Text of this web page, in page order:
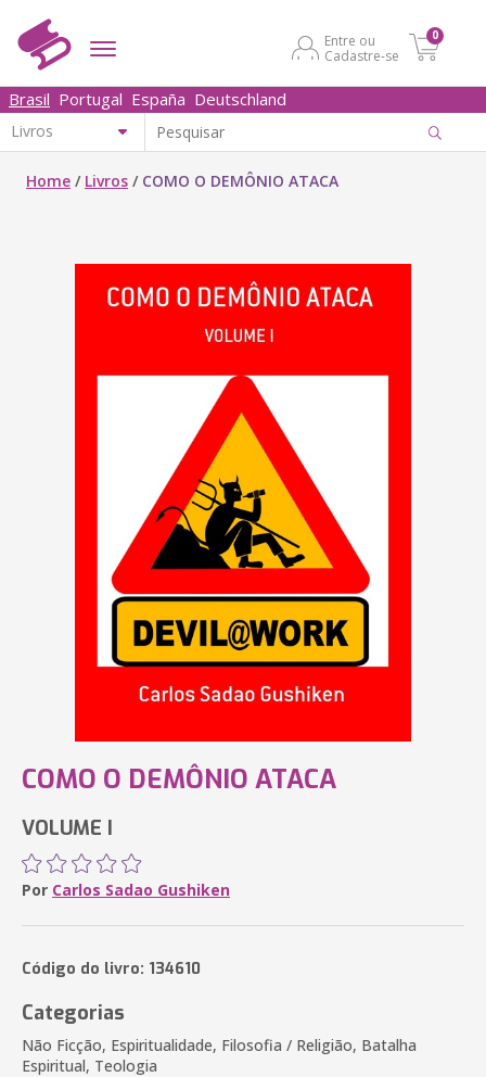
Entre ou
Cadastre-se
0
Brasil Portugal España Deutschland
Home / Livros / COMO O DEMÔNIO ATACA
COMO O DEMÔNIO ATACA
VOLUME I
Por Carlos Sadao Gushiken
Código do livro: 134610
Categorias
Não Ficção, Espiritualidade, Filosofia / Religião, Batalha
Espiritual, Teologia